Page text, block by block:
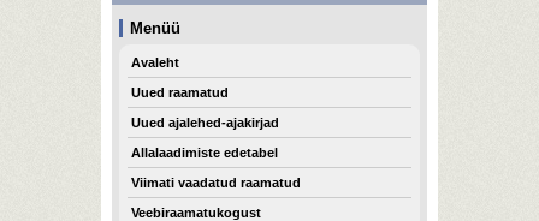
Menüü
Avaleht
Uued raamatud
Uued ajalehed-ajakirjad
Allalaadimiste edetabel
Viimati vaadatud raamatud
Veebiraamatukogust